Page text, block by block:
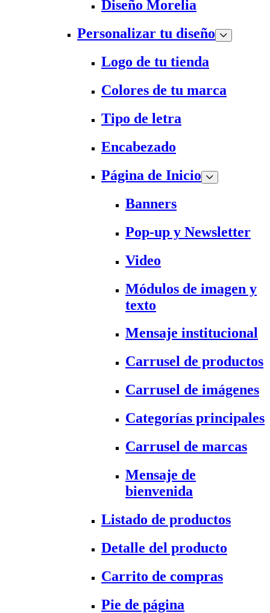
Diseño Morelia
Personalizar tu diseño
Logo de tu tienda
Colores de tu marca
Tipo de letra
Encabezado
Página de Inicio
Banners
Pop-up y Newsletter
Video
Módulos de imagen y
texto
Mensaje institucional
Carrusel de productos
Carrusel de imágenes
Categorías principales
Carrusel de marcas
Mensaje de
bienvenida
Listado de productos
Detalle del producto
Carrito de compras
Pie de página